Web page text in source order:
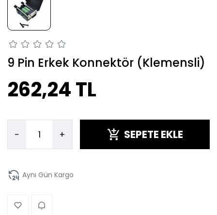
9 Pin Erkek Konnektör (Klemensli)
262,24 TL
- + SEPETE EKLE
Aynı Gün Kargo